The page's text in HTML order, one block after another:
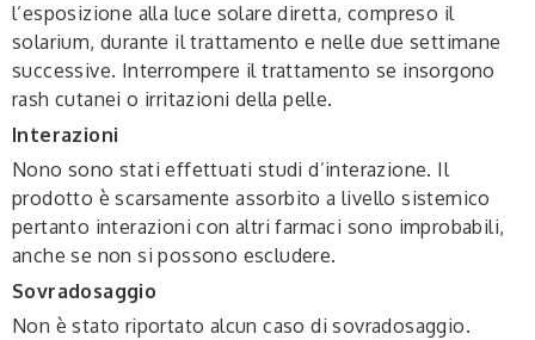
l’esposizione alla luce solare diretta, compreso il
solarium, durante il trattamento e nelle due settimane
successive. Interrompere il trattamento se insorgono
rash cutanei o irritazioni della pelle.
Interazioni
Nono sono stati effettuati studi d’interazione. Il
prodotto è scarsamente assorbito a livello sistemico
pertanto interazioni con altri farmaci sono improbabili,
anche se non si possono escludere.
Sovradosaggio
Non è stato riportato alcun caso di sovradosaggio.